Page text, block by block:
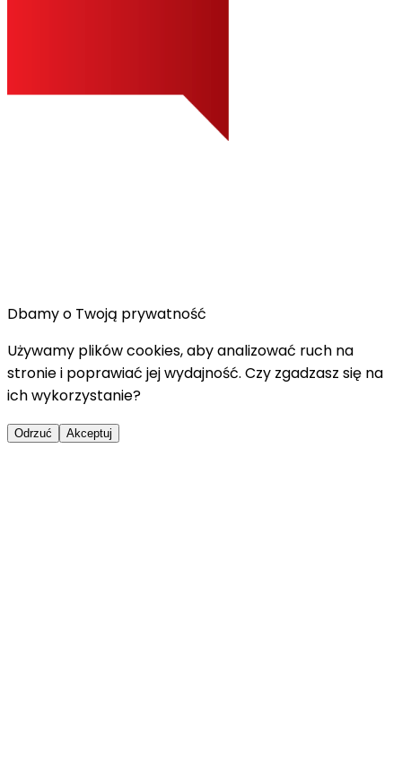
Dbamy o Twoją prywatność
Używamy plików cookies, aby analizować ruch na
stronie i poprawiać jej wydajność. Czy zgadzasz się na
ich wykorzystanie?
Odrzuć Akceptuj